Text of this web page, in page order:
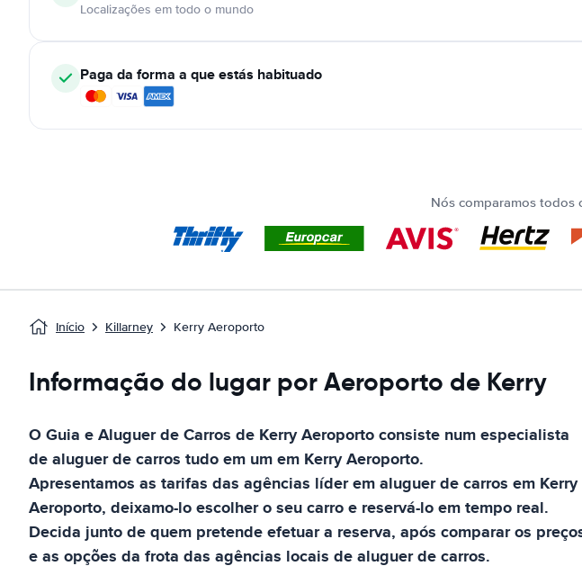
Localizações em todo o mundo
Paga da forma a que estás habituado
Nós comparamos todos
Início Killarney Kerry Aeroporto
Informação do lugar por Aeroporto de Kerry
O Guia e Aluguer de Carros de Kerry Aeroportoconsiste num especialista
de aluguer de carros tudo em umem Kerry Aeroporto.
Apresentamos as tarifas das agências líder em aluguer de carros em Kerry
Aeroporto, deixamo-lo escolher o seu carro e reservá-lo em tempo real.
Decida junto de quem pretende efetuar a reserva, após comparar os
e as opções da frota das agências locais de aluguer de carros.